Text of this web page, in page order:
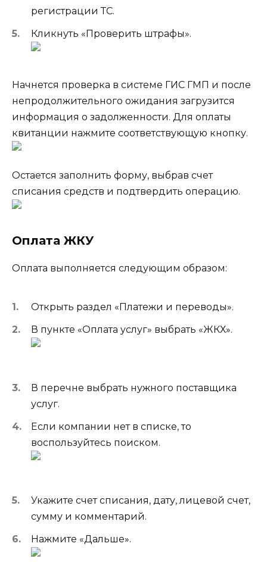
регистрации ТС.
Кликнуть «Проверить штрафы».
Начнется проверка в системе ГИС ГМП и после
непродолжительного ожидания загрузится
информация о задолженности. Для оплаты
квитанции нажмите соответствующую кнопку.
Остается заполнить форму, выбрав счет
списания средств и подтвердить операцию.
Оплата ЖКУ
Оплата выполняется следующим образом:
Открыть раздел «Платежи и переводы».
В пункте «Оплата услуг» выбрать «ЖКХ».
В перечне выбрать нужного поставщика
услуг.
Если компании нет в списке, то
воспользуйтесь поиском.
Укажите счет списания, дату, лицевой счет,
сумму и комментарий.
Нажмите «Дальше».